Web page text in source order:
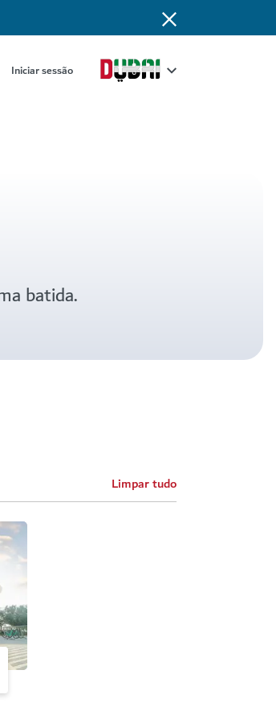
Iniciar sessão
batida.
Limpar tudo